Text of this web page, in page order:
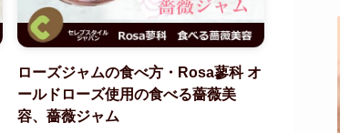
ローズジャムの食べ方・Rosa蓼科 オ
ールドローズ使用の食べる薔薇美
容、薔薇ジャム